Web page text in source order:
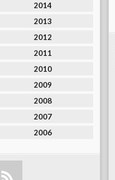
2014
2013
2012
2011
2010
2009
2008
2007
2006